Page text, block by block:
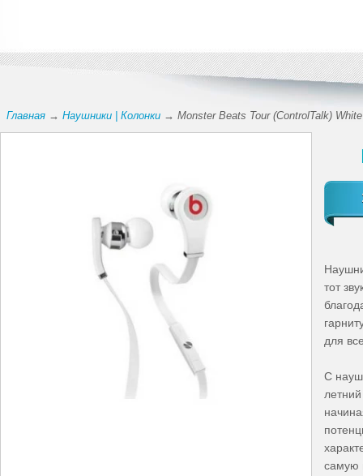
Главная → Наушники | Колонки → Monster Beats Tour (ControlTalk)
тот
для
С
самую